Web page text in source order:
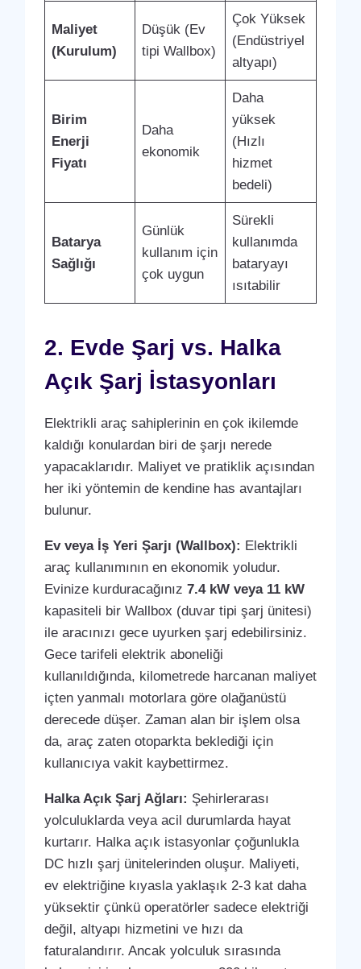
Maliyet
(Kurulum)
Düşük (Ev
tipi Wallbox)
Çok Yüksek
(Endüstriyel
altyapı)
Birim
Enerji
Fiyatı
Daha
ekonomik
Daha
yüksek
(Hızlı
hizmet
bedeli)
Batarya
Sağlığı
Günlük
kullanım için
çok uygun
Sürekli
kullanımda
bataryayı
ısıtabilir
2. Evde Şarj vs. Halka
Açık Şarj İstasyonları
Elektrikli araç sahiplerinin en çok ikilemde
kaldığı konulardan biri de şarjı nerede
yapacaklarıdır. Maliyet ve pratiklik açısından
her iki yöntemin de kendine has avantajları
bulunur.
Ev veya İş Yeri Şarjı (Wallbox): Elektrikli
araç kullanımının en ekonomik yoludur.
Evinize kurduracağınız 7.4 kW veya 11 kW
kapasiteli bir Wallbox (duvar tipi şarj ünitesi)
ile aracınızı gece uyurken şarj edebilirsiniz.
Gece tarifeli elektrik aboneliği
kullanıldığında, kilometrede harcanan maliyet
içten yanmalı motorlara göre olağanüstü
derecede düşer. Zaman alan bir işlem olsa
da, araç zaten otoparkta beklediği için
kullanıcıya vakit kaybettirmez.
Halka Açık Şarj Ağları: Şehirlerarası
yolculuklarda veya acil durumlarda hayat
kurtarır. Halka açık istasyonlar çoğunlukla
DC hızlı şarj ünitelerinden oluşur. Maliyeti,
ev elektriğine kıyasla yaklaşık 2-3 kat daha
yüksektir çünkü operatörler sadece elektriği
değil, altyapı hizmetini ve hızı da
faturalandırır. Ancak yolculuk sırasında